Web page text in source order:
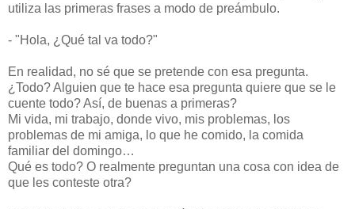
utiliza las primeras frases a modo de preámbulo.
- "Hola, ¿Qué tal va todo?"
En realidad, no sé que se pretende con esa pregunta.
¿Todo? Alguien que te hace esa pregunta quiere que se le
cuente todo? Así, de buenas a primeras?
Mi vida, mi trabajo, donde vivo, mis problemas, los
problemas de mi amiga, lo que he comido, la comida
familiar del domingo…
Qué es todo? O realmente preguntan una cosa con idea de
que les conteste otra?